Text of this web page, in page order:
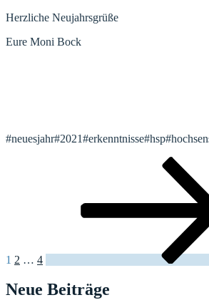
Herzliche Neujahrsgrüße
Eure Moni Bock
1 2 … 4
Neue Beiträge